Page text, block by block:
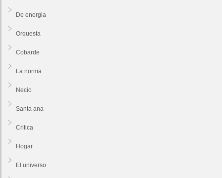
De energia
Orquesta
Cobarde
La norma
Necio
Santa ana
Critica
Hogar
El universo